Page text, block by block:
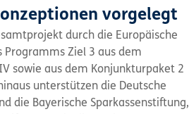
vorgelegt
durch die Europäische
Programms Ziel 3 aus dem
IV sowie aus dem Konjunkturpaket 2
unterstützen die Deutsche
die Bayerische Sparkassenstiftung,